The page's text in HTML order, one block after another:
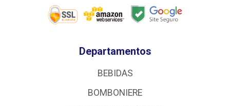
Departamentos
BEBIDAS
BOMBONIERE